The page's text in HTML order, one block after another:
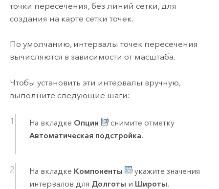
точки пересечения, без линий сетки, для
создания на карте сетки точек.
По умолчанию, интервалы точек пересечения
вычисляются в зависимости от масштаба.
Чтобы установить эти интервалы вручную,
выполните следующие шаги:
На вкладке Опции
снимите отметку
Автоматическая подстройка.
На вкладке Компоненты
укажите значения
интервалов для Долготы и Широты.